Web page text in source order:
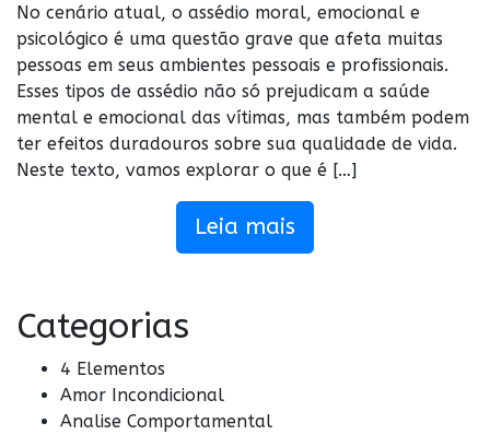
No cenário atual, o assédio moral, emocional e
psicológico é uma questão grave que afeta muitas
pessoas em seus ambientes pessoais e profissionais.
Esses tipos de assédio não só prejudicam a saúde
mental e emocional das vítimas, mas também podem
ter efeitos duradouros sobre sua qualidade de vida.
Neste texto, vamos explorar o que é […]
Leia mais
Categorias
4 Elementos
Amor Incondicional
Analise Comportamental